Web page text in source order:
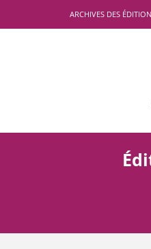
ARCHIVES DES